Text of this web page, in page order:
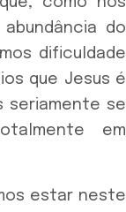
do
dificuldade
que Jesus é
seriamente se
em
estar neste